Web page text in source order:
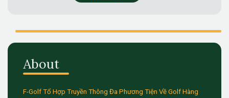
About
F-Golf Tổ Hợp Truyền Thông Đa Phương Tiện Về Golf Hàng